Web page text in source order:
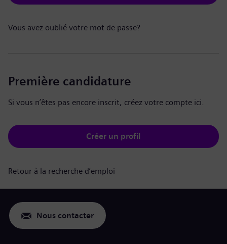
Vous avez oublié votre mot de passe?
Première candidature
Si vous n’êtes pas encore inscrit, créez votre compte ici.
Créer un profil
Retour à la recherche d’emploi
Nous contacter